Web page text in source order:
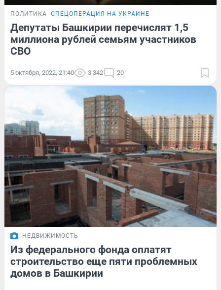
ПОЛИТИКА СПЕЦОПЕРАЦИЯ НА УКРАИНЕ
Депутаты Башкирии перечислят 1,5
миллиона рублей семьям участников
СВО
5 октября, 2022, 21:40 3 342 20
НЕДВИЖИМОСТЬ
Из федерального фонда оплатят
строительство еще пяти проблемных
домов в Башкирии